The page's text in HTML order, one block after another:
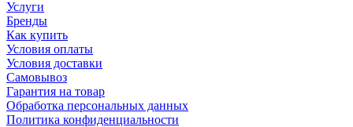
Услуги
Бренды
Как купить
Условия оплаты
Условия доставки
Самовывоз
Гарантия на товар
Обработка персональных данных
Политика конфиденциальности